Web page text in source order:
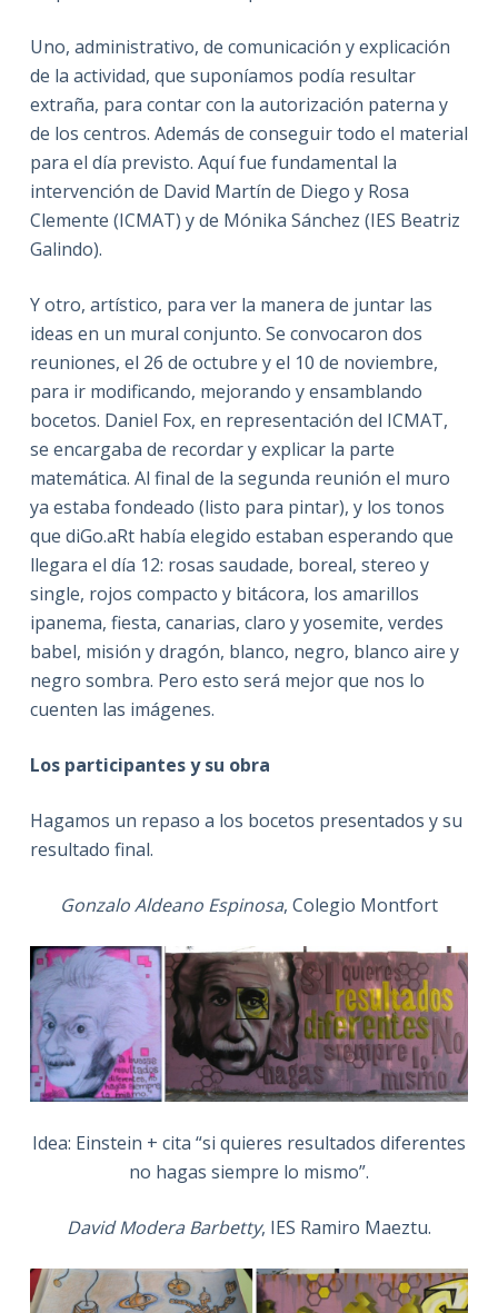
Uno, administrativo, de comunicación y explicación
de la actividad, que suponíamos podía resultar
extraña, para contar con la autorización paterna y
de los centros. Además de conseguir todo el material
para el día previsto. Aquí fue fundamental la
intervención de David Martín de Diego y Rosa
Clemente (ICMAT) y de Mónika Sánchez (IES Beatriz
Galindo).
Y otro, artístico, para ver la manera de juntar las
ideas en un mural conjunto. Se convocaron dos
reuniones, el 26 de octubre y el 10 de noviembre,
para ir modificando, mejorando y ensamblando
bocetos. Daniel Fox, en representación del ICMAT,
se encargaba de recordar y explicar la parte
matemática. Al final de la segunda reunión el muro
ya estaba fondeado (listo para pintar), y los tonos
que diGo.aRt había elegido estaban esperando que
llegara el día 12: rosas saudade, boreal, stereo y
single, rojos compacto y bitácora, los amarillos
ipanema, fiesta, canarias, claro y yosemite, verdes
babel, misión y dragón, blanco, negro, blanco aire y
negro sombra. Pero esto será mejor que nos lo
cuenten las imágenes.
Los participantes y su obra
Hagamos un repaso a los bocetos presentados y su
resultado final.
Gonzalo Aldeano Espinosa, Colegio Montfort
Idea: Einstein + cita “si quieres resultados diferentes
no hagas siempre lo mismo”.
David Modera Barbetty, IES Ramiro Maeztu.